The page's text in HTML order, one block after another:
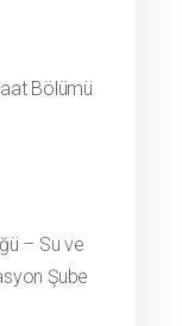
Bölümü
– Su ve
Şube